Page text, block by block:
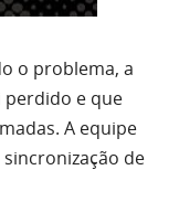
o problema, a
perdido e que
A equipe
de